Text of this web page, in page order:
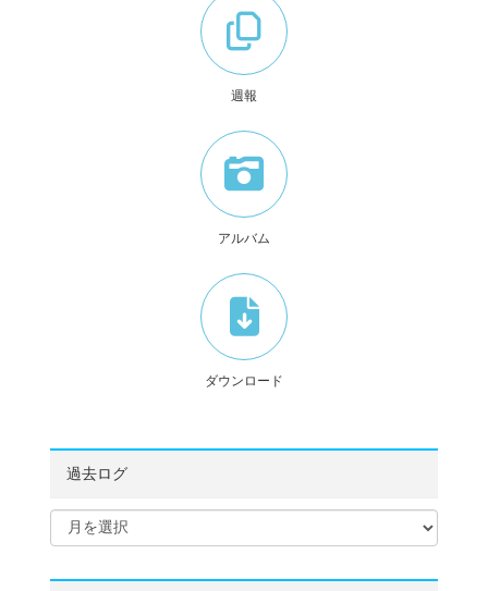
週報
アルバム
ダウンロード
過去ログ